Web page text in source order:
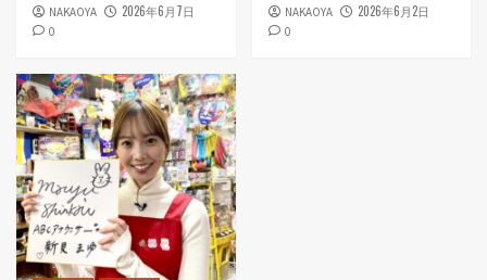
NAKAOYA 2026年6月7日
0
NAKAOYA 2026年6月2日
0